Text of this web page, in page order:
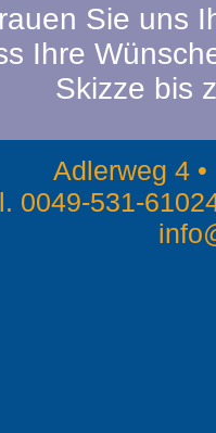
Sie uns
Ihre
Skizze bis
Adlerweg 4
0049-531-